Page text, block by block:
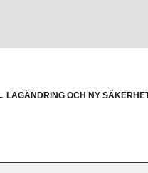
LAGÄNDRING OCH NY